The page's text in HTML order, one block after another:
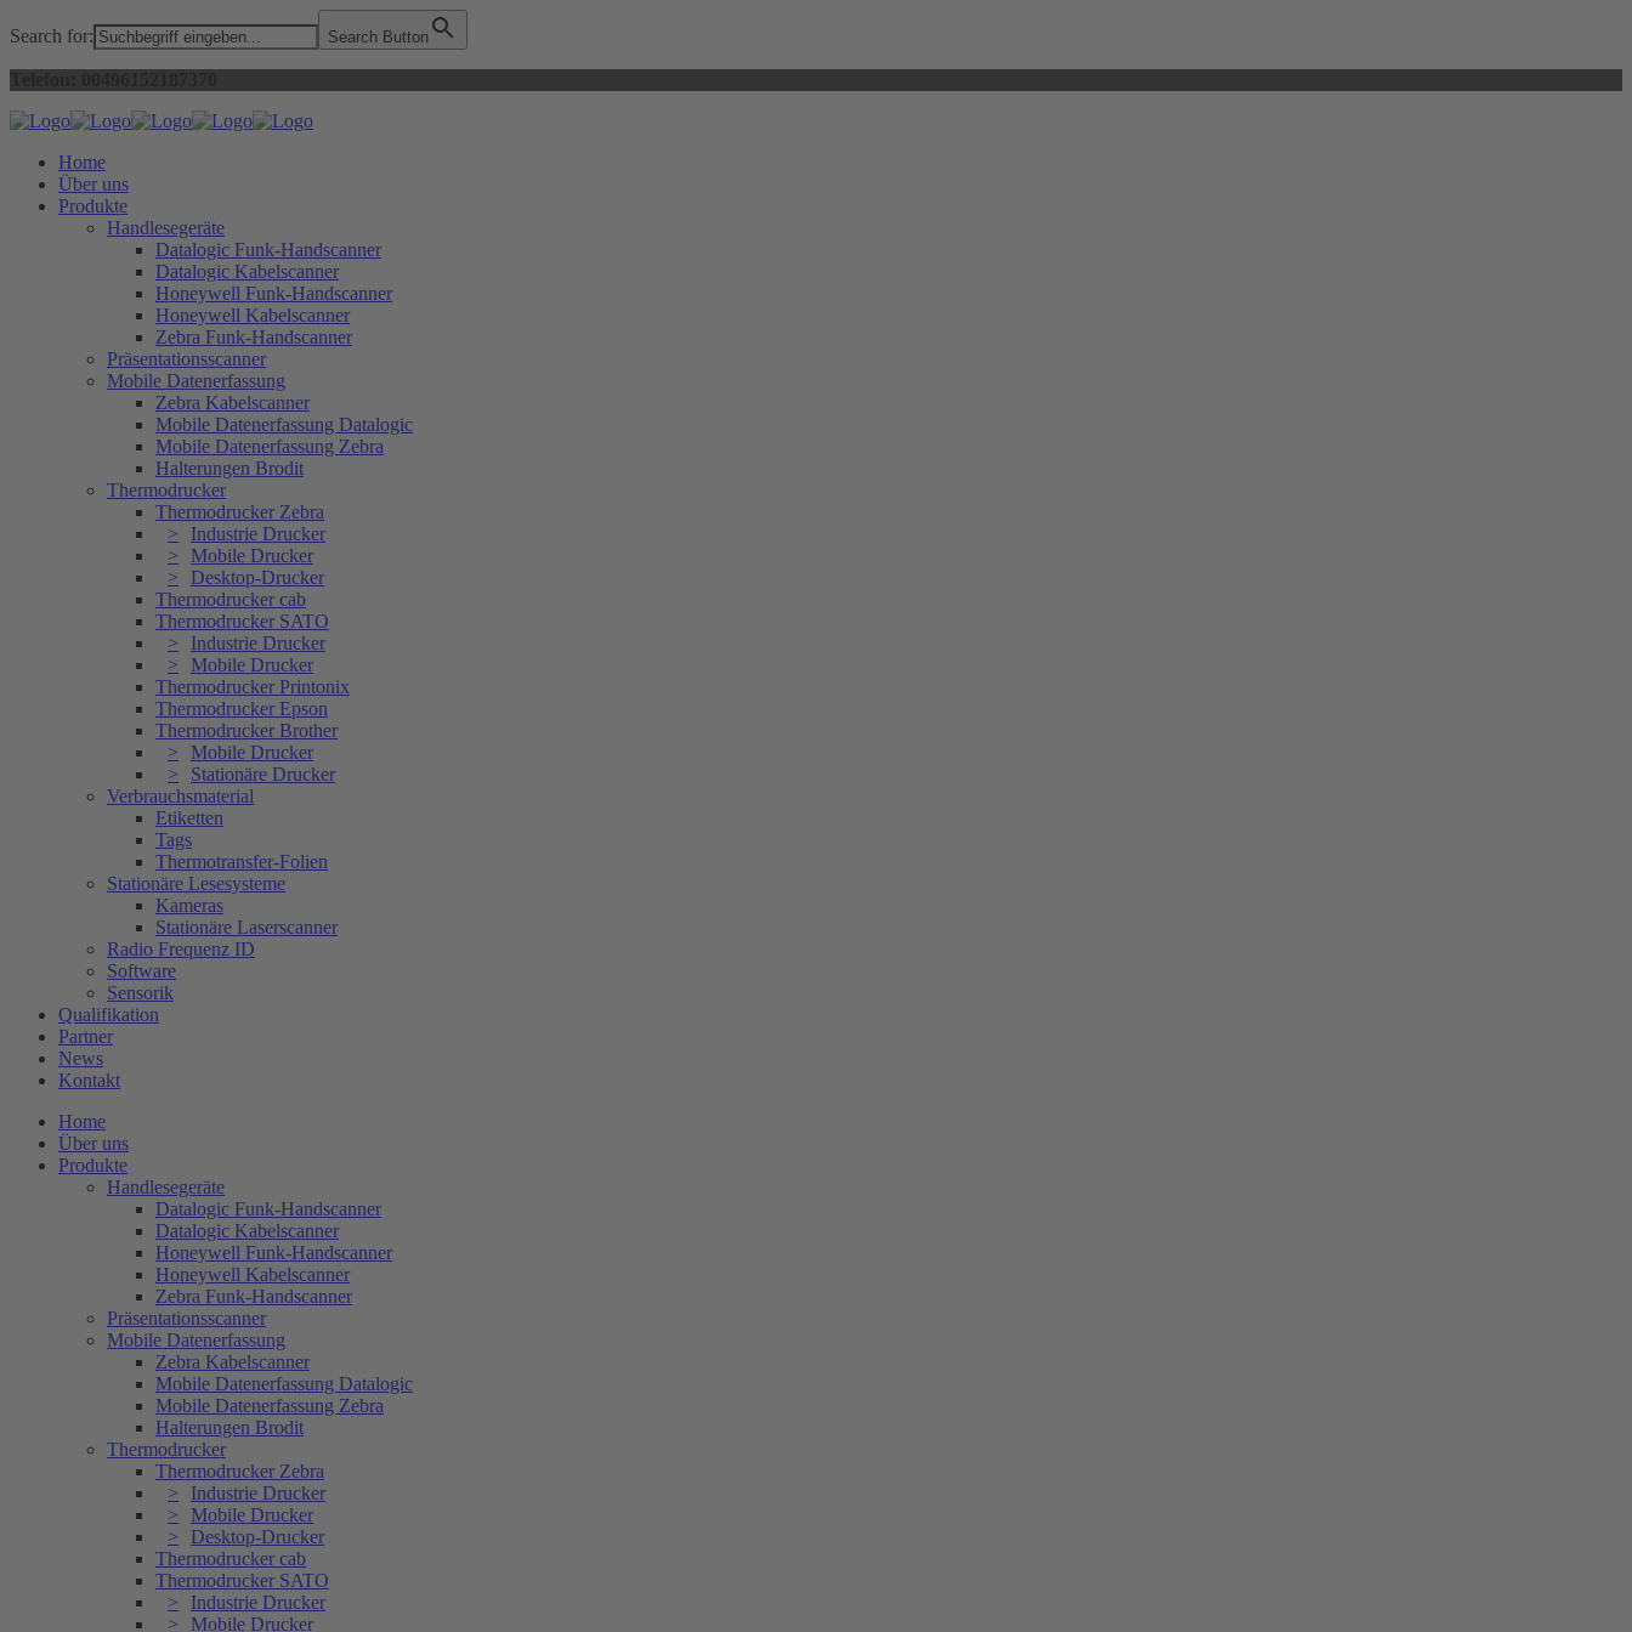
Search for: Search Button
Home
Über uns
Produkte
Handlesegeräte
Datalogic Funk-Handscanner
Datalogic Kabelscanner
Honeywell Funk-Handscanner
Honeywell Kabelscanner
Zebra Funk-Handscanner
Präsentationsscanner
Mobile Datenerfassung
Zebra Kabelscanner
Mobile Datenerfassung Datalogic
Mobile Datenerfassung Zebra
Halterungen Brodit
Thermodrucker
Thermodrucker Zebra
Industrie Drucker
Mobile Drucker
Desktop-Drucker
Thermodrucker cab
Thermodrucker SATO
Industrie Drucker
Mobile Drucker
Thermodrucker Printonix
Thermodrucker Epson
Thermodrucker Brother
Mobile Drucker
Stationäre Drucker
Verbrauchsmaterial
Etiketten
Tags
Thermotransfer-Folien
Stationäre Lesesysteme
Kameras
Stationäre Laserscanner
Radio Frequenz ID
Software
Sensorik
Qualifikation
Partner
News
Kontakt
Home
Über uns
Produkte
Handlesegeräte
Datalogic Funk-Handscanner
Datalogic Kabelscanner
Honeywell Funk-Handscanner
Honeywell Kabelscanner
Zebra Funk-Handscanner
Präsentationsscanner
Mobile Datenerfassung
Zebra Kabelscanner
Mobile Datenerfassung Datalogic
Mobile Datenerfassung Zebra
Halterungen Brodit
Thermodrucker
Thermodrucker Zebra
Industrie Drucker
Mobile Drucker
Desktop-Drucker
Thermodrucker cab
Thermodrucker SATO
Industrie Drucker
Mobile Drucker